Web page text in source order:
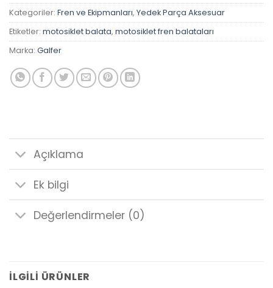
Kategoriler: Fren ve Ekipmanları, Yedek Parça Aksesuar
Etiketler: motosiklet balata, motosiklet fren balataları
Marka: Galfer
Açıklama
Ek bilgi
Değerlendirmeler (0)
İLGILI ÜRÜNLER